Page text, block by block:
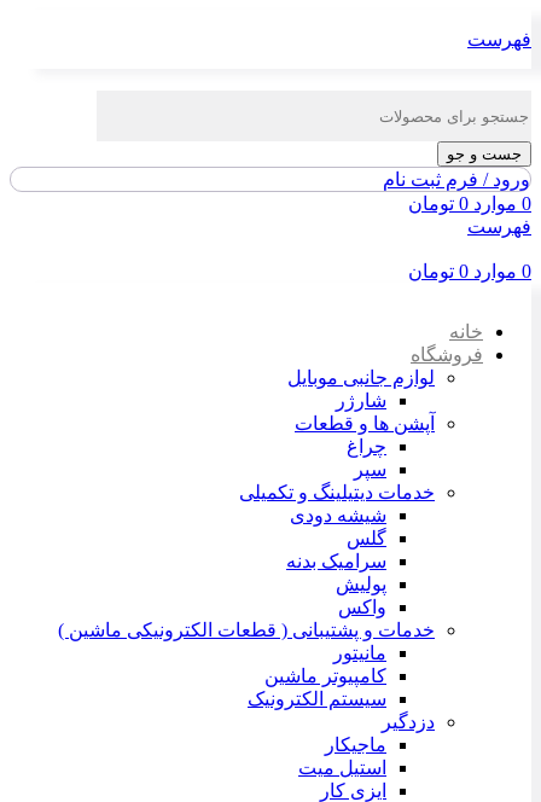
فهرست
جست و جو
ورود / فرم ثبت نام
0 موارد 0 تومان
فهرست
0 موارد 0 تومان
خانه
فروشگاه
لوازم جانبی موبایل
شارژر
آپشن ها و قطعات
چراغ
سپر
خدمات دیتیلینگ و تکمیلی
شیشه دودی
گلس
سرامیک بدنه
پولیش
واکس
خدمات و پشتیبانی ( قطعات الکترونیکی ماشین )
مانیتور
کامپیوتر ماشین
سیستم الکترونیک
دزدگیر
ماجیکار
استیل میت
ایزی کار